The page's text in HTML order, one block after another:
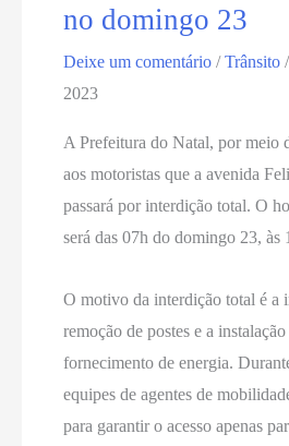
no domingo 23
Deixe um comentário /Trânsito /
2023
A Prefeitura do Natal, por meio
aos motoristas que a avenida
passará por interdição total. O
será das 07h do domingo 23, às
O motivo da interdição total é a
remoção de postes e a
fornecimento de energia.
equipes de agentes de
para garantir o acesso apenas